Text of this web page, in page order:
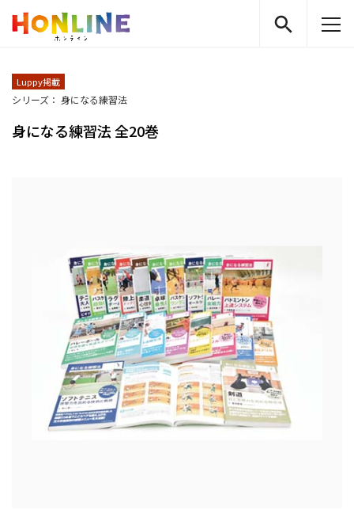
Luppy掲載
シリーズ： 身になる練習法
身になる練習法 全20巻